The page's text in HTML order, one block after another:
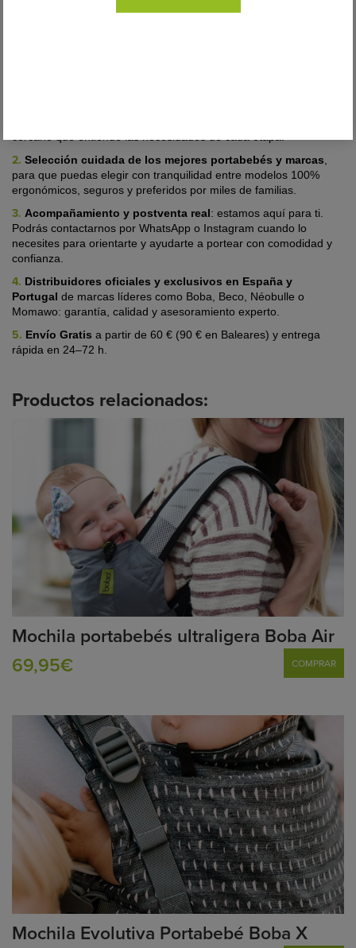
2. Selección cuidada de los mejores portabebés y marcas
para que puedas elegir con tranquilidad entre modelos 100%
ergonómicos, seguros y preferidos por miles de familias.
3. Acompañamiento y postventa real: estamos aquí para ti.
Podrás contactarnos por WhatsApp o Instagram cuando lo
necesites para orientarte y ayudarte a portear con comodidad y
confianza.
4. Distribuidores oficiales y exclusivos en España y
Portugal de marcas líderes como Boba, Beco, Néobulle o
Momawo: garantía, calidad y asesoramiento experto.
5. Envío Gratis a partir de 60 € (90 € en Baleares) y entrega
rápida en 24–72 h.
Productos relacionados:
Mochila portabebés ultraligera Boba Air
69,95€
COMPRAR
Mochila Evolutiva Portabebé Boba X